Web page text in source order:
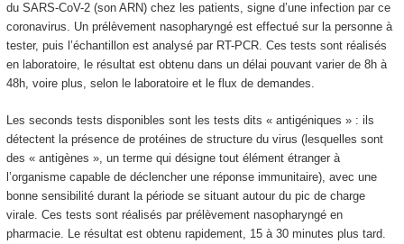
du SARS-CoV-2 (son ARN) chez les patients, signe d’une infection par ce
coronavirus. Un prélèvement nasopharyngé est effectué sur la personne à
tester, puis l’échantillon est analysé par RT-PCR. Ces tests sont réalisés
en laboratoire, le résultat est obtenu dans un délai pouvant varier de 8h à
48h, voire plus, selon le laboratoire et le flux de demandes.
Les seconds tests disponibles sont les tests dits « antigéniques » : ils
détectent la présence de protéines de structure du virus (lesquelles sont
des « antigènes », un terme qui désigne tout élément étranger à
l’organisme capable de déclencher une réponse immunitaire), avec une
bonne sensibilité durant la période se situant autour du pic de charge
virale. Ces tests sont réalisés par prélèvement nasopharyngé en
pharmacie. Le résultat est obtenu rapidement, 15 à 30 minutes plus tard.